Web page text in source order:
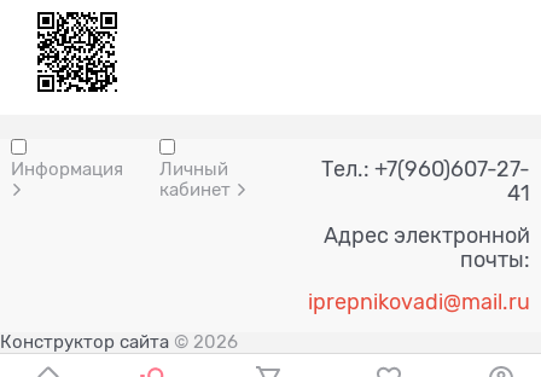
Информация
Личный
кабинет
Тел.: +7(960)607-27-
41
Адрес электронной
почты:
iprepnikovadi@mail.ru
Конструктор сайта © 2026